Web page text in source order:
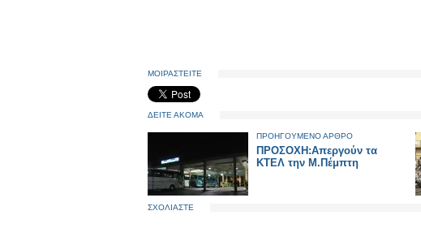
ΜΟΙΡΑΣΤΕΙΤΕ
ΔΕΙΤΕ ΑΚΟΜΑ
ΠΡΟΗΓΟΥΜΕΝΟ ΑΡΘΡΟ
ΠΡΟΣΟΧΗ:Απεργούν τα
ΚΤΕΛ την Μ.Πέμπτη
ΣΧΟΛΙΑΣΤΕ